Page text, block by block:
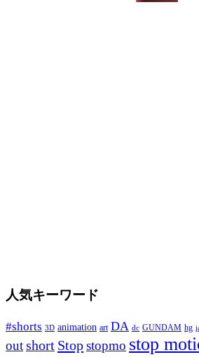
人気キーワード
#shorts 3D animation art DA dc GUNDAM hg
outshort Stopstopmo stop